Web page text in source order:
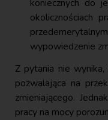
koniecznych do
okolicznościach
wypowiedzenie
Z pytania nie wynika,
pozwalająca na
zmieniającego.
pracy na mocy